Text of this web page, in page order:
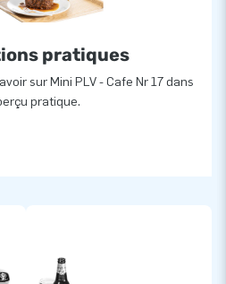
pratiques
sur Mini PLV - Cafe Nr 17 dans
pratique.